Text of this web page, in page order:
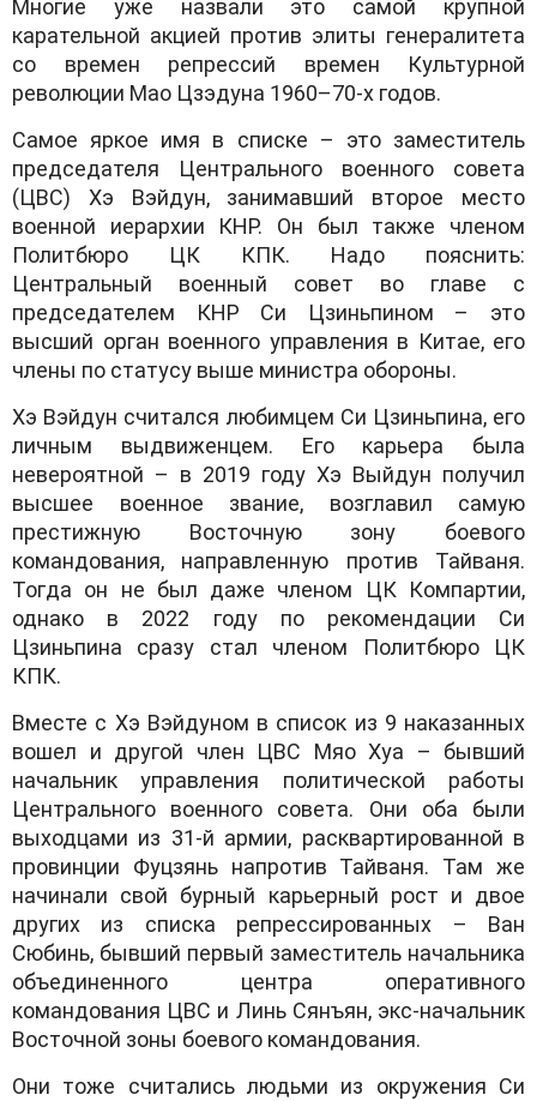
Многие уже назвали это самой крупной
карательной акцией против элиты генералитета
со времен репрессий времен Культурной
революции Мао Цзэдуна 1960–70-х годов.
Самое яркое имя в списке – это заместитель
председателя Центрального военного совета
(ЦВС) Хэ Вэйдун, занимавший второе место
военной иерархии КНР. Он был также членом
Политбюро ЦК КПК. Надо пояснить:
Центральный военный совет во главе с
председателем КНР Си Цзиньпином – это
высший орган военного управления в Китае, его
члены по статусу выше министра обороны.
Хэ Вэйдун считался любимцем Си Цзиньпина, его
личным выдвиженцем. Его карьера была
невероятной – в 2019 году Хэ Выйдун получил
высшее военное звание, возглавил самую
престижную Восточную зону боевого
командования, направленную против Тайваня.
Тогда он не был даже членом ЦК Компартии,
однако в 2022 году по рекомендации Си
Цзиньпина сразу стал членом Политбюро ЦК
КПК.
Вместе с Хэ Вэйдуном в список из 9 наказанных
вошел и другой член ЦВС Мяо Хуа – бывший
начальник управления политической работы
Центрального военного совета. Они оба были
выходцами из 31-й армии, расквартированной в
провинции Фуцзянь напротив Тайваня. Там же
начинали свой бурный карьерный рост и двое
других из списка репрессированных – Ван
Сюбинь, бывший первый заместитель начальника
объединенного центра оперативного
командования ЦВС и Линь Сянъян, экс-начальник
Восточной зоны боевого командования.
Они тоже считались людьми из окружения Си